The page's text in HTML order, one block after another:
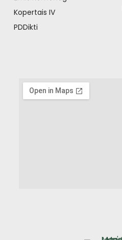
Kopertais IV
PDDikti